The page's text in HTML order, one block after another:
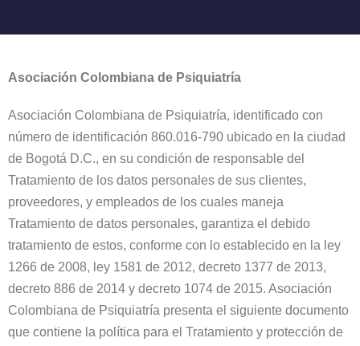
Asociación Colombiana de Psiquiatría
Asociación Colombiana de Psiquiatría, identificado con
número de identificación 860.016-790 ubicado en la ciudad
de Bogotá D.C., en su condición de responsable del
Tratamiento de los datos personales de sus clientes,
proveedores, y empleados de los cuales maneja
Tratamiento de datos personales, garantiza el debido
tratamiento de estos, conforme con lo establecido en la ley
1266 de 2008, ley 1581 de 2012, decreto 1377 de 2013,
decreto 886 de 2014 y decreto 1074 de 2015. Asociación
Colombiana de Psiquiatría presenta el siguiente documento
que contiene la política para el Tratamiento y protección de